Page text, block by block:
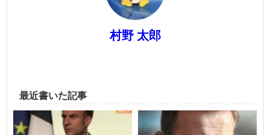
村野 太郎
最近書いた記事